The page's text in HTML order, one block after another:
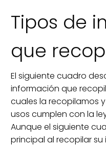
Tipos de
que
El siguiente cuadro
información que
cuales la recopilamos
usos cumplen con la
Aunque el siguiente
principal al recopilar